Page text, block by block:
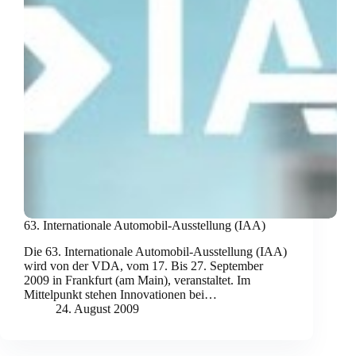
63. Internationale Automobil-Ausstellung (IAA)
Die 63. Internationale Automobil-Ausstellung (IAA)
wird von der VDA, vom 17. Bis 27. September
2009 in Frankfurt (am Main), veranstaltet. Im
Mittelpunkt stehen Innovationen bei…
24. August 2009